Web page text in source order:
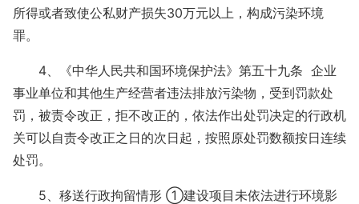
所得或者致使公私财产损失30万元以上，构成污染环境
罪。
4、《中华人民共和国环境保护法》第五十九条 企业
事业单位和其他生产经营者违法排放污染物，受到罚款处
罚，被责令改正，拒不改正的，依法作出处罚决定的行政机
关可以自责令改正之日的次日起，按照原处罚数额按日连续
处罚。
5、移送行政拘留情形 ①建设项目未依法进行环境影